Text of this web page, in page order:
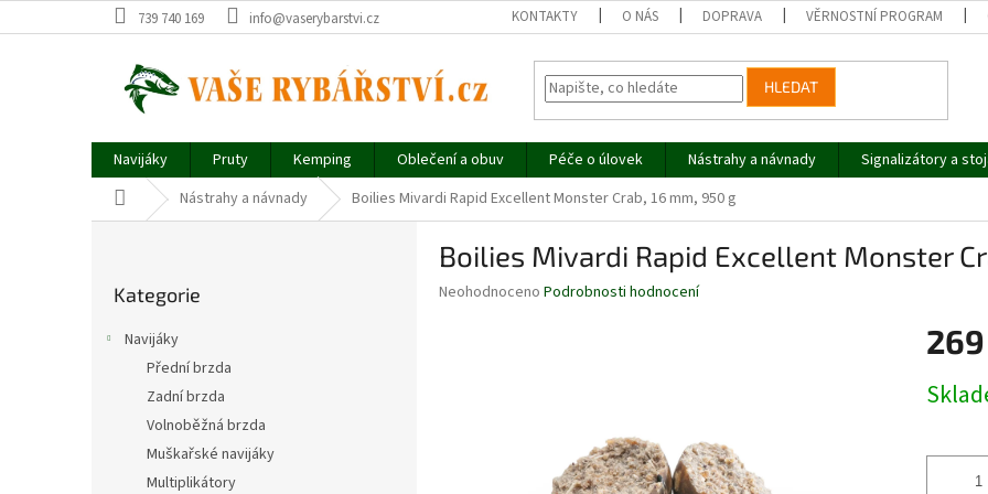
na
739 740 169 info@vaserybarstvi.cz KONTAKTY O NÁS DOPRAVA VĚRNOSTNÍ PROGRAM
HLEDAT
Navijáky Pruty Kemping Oblečení a obuv Péče o úlovek Nástrahy a návnady Signalizátory a
Domů Nástrahy a návnady Boilies Mivardi Rapid Excellent Monster Crab, 16 mm, 950 g
kategorie
Kategorie
Navijáky
Přední brzda
Zadní brzda
Volnoběžná brzda
Muškařské navijáky
Multiplikátory
Boilies Mivardi Rapid Excellent Monster
Průměrné
Neohodnoceno Podrobnosti hodnocení
cena: